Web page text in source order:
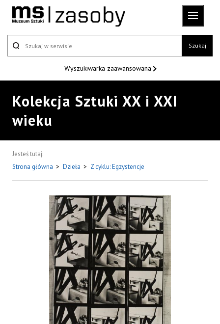
Szukaj
Wyszukiwarka zaawansowana
Kolekcja Sztuki XX i XXI
wieku
Jesteś tutaj:
Strona główna > Dzieła > Z cyklu: Egzystencje